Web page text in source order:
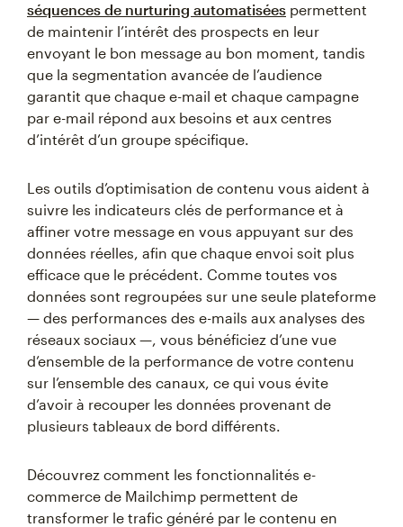
séquences de nurturing automatisées permettent
de maintenir l’intérêt des prospects en leur
envoyant le bon message au bon moment, tandis
que la segmentation avancée de l’audience
garantit que chaque e-mail et chaque campagne
par e-mail répond aux besoins et aux centres
d’intérêt d’un groupe spécifique.
Les outils d’optimisation de contenu vous aident à
suivre les indicateurs clés de performance et à
affiner votre message en vous appuyant sur des
données réelles, afin que chaque envoi soit plus
efficace que le précédent. Comme toutes vos
données sont regroupées sur une seule plateforme
— des performances des e-mails aux analyses des
réseaux sociaux —, vous bénéficiez d’une vue
d’ensemble de la performance de votre contenu
sur l’ensemble des canaux, ce qui vous évite
d’avoir à recouper les données provenant de
plusieurs tableaux de bord différents.
Découvrez comment les fonctionnalités e-
commerce de Mailchimp permettent de
transformer le trafic généré par le contenu en